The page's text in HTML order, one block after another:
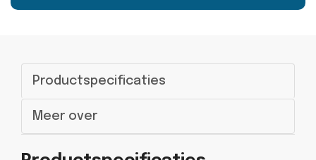
Productspecificaties
Meer over